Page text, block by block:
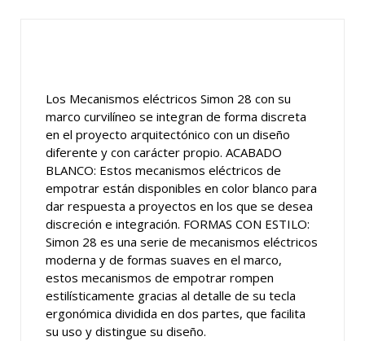
Los Mecanismos eléctricos Simon 28 con su
marco curvilíneo se integran de forma discreta
en el proyecto arquitectónico con un diseño
diferente y con carácter propio. ACABADO
BLANCO: Estos mecanismos eléctricos de
empotrar están disponibles en color blanco para
dar respuesta a proyectos en los que se desea
discreción e integración. FORMAS CON ESTILO:
Simon 28 es una serie de mecanismos eléctricos
moderna y de formas suaves en el marco,
estos mecanismos de empotrar rompen
estilísticamente gracias al detalle de su tecla
ergonómica dividida en dos partes, que facilita
su uso y distingue su diseño.